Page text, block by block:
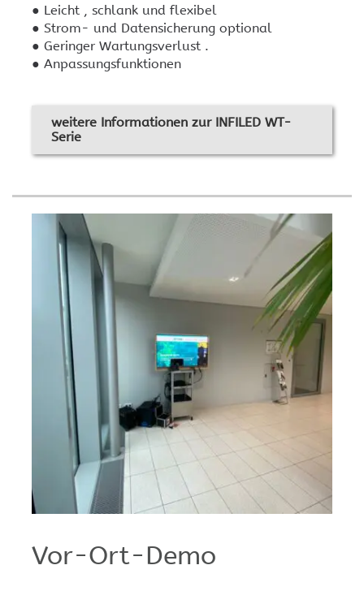
● Leicht , schlank und flexibel
● Strom- und Datensicherung optional
● Geringer Wartungsverlust .
● Anpassungsfunktionen
weitere Informationen zur INFILED WT-
Serie
Vor-Ort-Demo